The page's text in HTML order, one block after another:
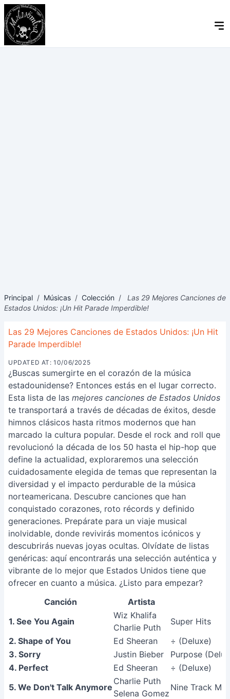
Principal / Músicas / Colección /
Las 29 Mejores Canciones de
Estados Unidos: ¡Un Hit Parade Imperdible!
Las 29 Mejores Canciones de Estados Unidos: ¡Un Hit
Parade Imperdible!
UPDATED AT: 10/06/2025
¿Buscas sumergirte en el corazón de la música
estadounidense? Entonces estás en el lugar correcto.
Esta lista de las mejores canciones de Estados Unidos
te transportará a través de décadas de éxitos, desde
himnos clásicos hasta ritmos modernos que han
marcado la cultura popular. Desde el rock and roll que
revolucionó la década de los 50 hasta el hip-hop que
define la actualidad, exploraremos una selección
cuidadosamente elegida de temas que representan la
diversidad y el impacto perdurable de la música
norteamericana. Descubre canciones que han
conquistado corazones, roto récords y definido
generaciones. Prepárate para un viaje musical
inolvidable, donde revivirás momentos icónicos y
descubrirás nuevas joyas ocultas. Olvídate de listas
genéricas: aquí encontrarás una selección auténtica y
vibrante de lo mejor que Estados Unidos tiene que
ofrecer en cuanto a música. ¿Listo para empezar?
Canción Artista
1. See You Again
Wiz Khalifa
Charlie Puth
Super Hits
2. Shape of You
Ed Sheeran
÷ (Deluxe)
3. Sorry
Justin Bieber
Purpose
4. Perfect
Ed Sheeran
÷ (Deluxe)
5. We Don't Talk Anymore
Charlie Puth
Selena Gomez
Nine Track